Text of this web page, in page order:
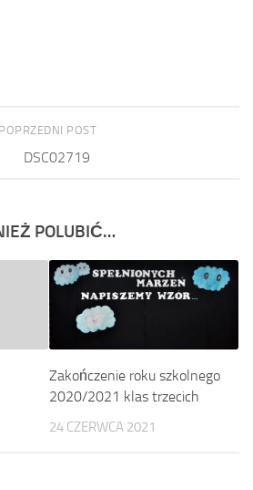
POPRZEDNI POST
DSC02719
POLUBIĆ…
Zakończenie roku szkolnego
2020/2021 klas trzecich
24 CZERWCA 2021